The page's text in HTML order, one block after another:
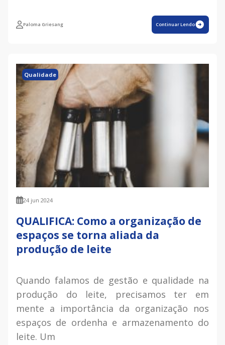
Paloma Griesang Continuar Lendo
Qualidade
24 jun 2024
QUALIFICA: Como a organização de
espaços se torna aliada da
produção de leite
Quando falamos de gestão e qualidade na
produção do leite, precisamos ter em
mente a importância da organização nos
espaços de ordenha e armazenamento do
leite. Um